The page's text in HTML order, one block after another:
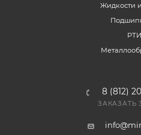
Жидкости
РТИ
8 (812)
ЗАКАЗАТЬ